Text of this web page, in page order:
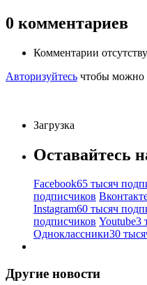
0 комментариев
Комментарии
Авторизуйтесь чтобы можно
Загрузка
Оставайтесь
Facebook65 тысяч
подписчиков
Instagram60 тысяч
подписчиков Youtube3
Одноклассники30
Другие новости